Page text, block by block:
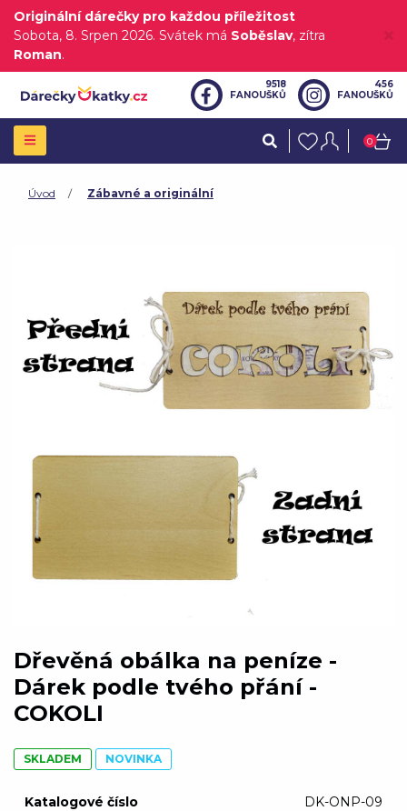
Originální dárečky pro každou příležitost
Sobota, 8. Srpen 2026. Svátek má Soběslav, zítra
Roman.
9518
FANOUŠKŮ
456
FANOUŠKŮ
0
Úvod Zábavné a originální
Dřevěná obálka na peníze -
Dárek podle tvého přání -
COKOLI
SKLADEM NOVINKA
Katalogové číslo DK-ONP-09